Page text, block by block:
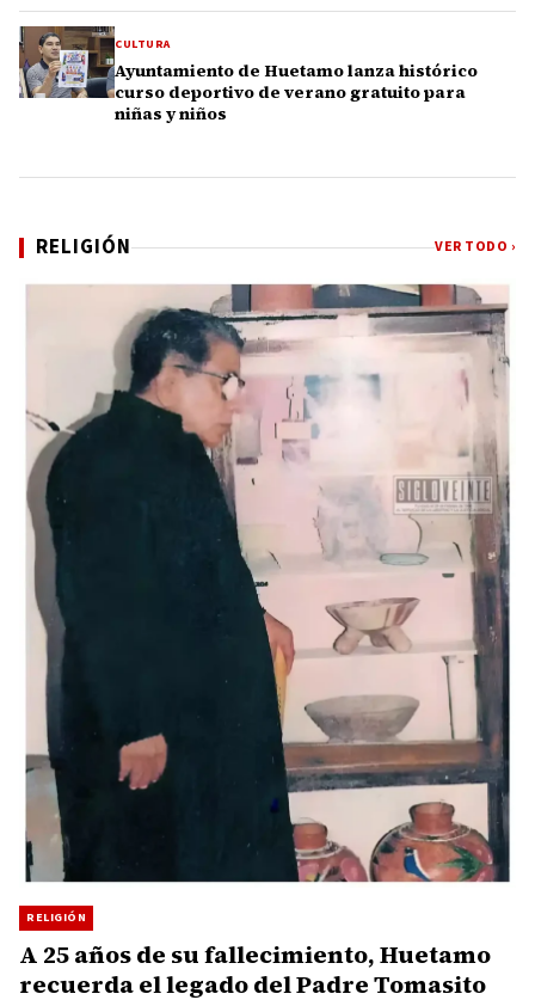
CULTURA
Ayuntamiento de Huetamo lanza histórico
curso deportivo de verano gratuito para
niñas y niños
RELIGIÓN VER TODO ›
RELIGIÓN
A 25 años de su fallecimiento, Huetamo
recuerda el legado del Padre Tomasito